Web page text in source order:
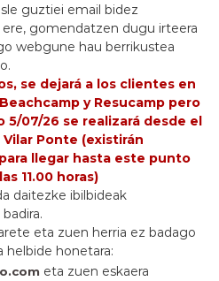
guztiei email bidez
ere, gomendatzen dugu irteera
webgune hau berrikustea
se dejará a los clientes en
y Resucamp pero
5/07/26 se realizará desde el
Vilar Ponte (existirán
llegar hasta este punto
11.00 horas)
daitezke ibilbideak
eta zuen herria ez badago
helbide honetara:
eta zuen eskaera